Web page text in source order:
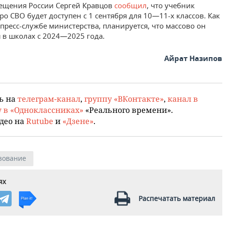
России Сергей Кравцов сообщил, что учебник
СВО будет доступен с 1 сентября для 10—11-х классов. Как
службе министерства, планируется, что массово он
в школах с 2024—2025 года.
Айрат Назипов
на телеграм-канал, группу «ВКонтакте», канал в
в «Одноклассниках» «Реального времени».
на Rutube и «Дзене».
Распечатать материал